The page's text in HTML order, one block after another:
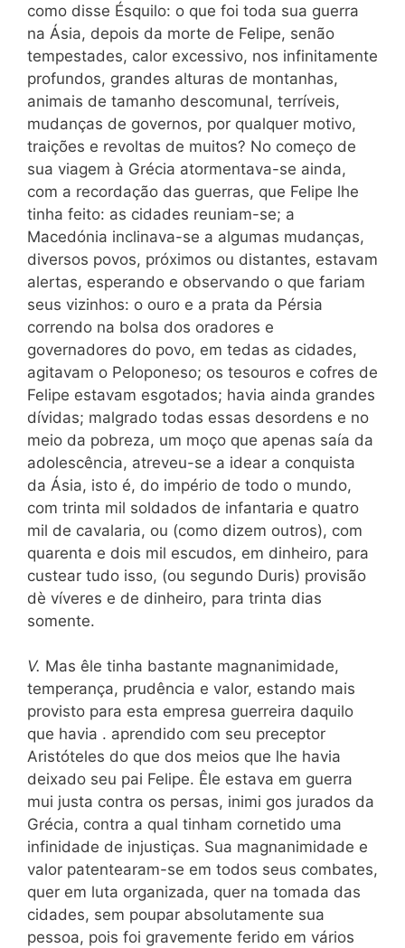
como disse Ésquilo: o que foi toda sua guerra
na Ásia, depois da morte de Felipe, senão
tempestades, calor excessivo, nos infinitamente
profundos, grandes alturas de montanhas,
animais de tamanho descomunal, terríveis,
mudanças de governos, por qualquer motivo,
traições e revoltas de muitos? No começo de
sua viagem à Grécia atormentava-se ainda,
com a recordação das guerras, que Felipe lhe
tinha feito: as cidades reuniam-se; a
Macedónia inclinava-se a algumas mudanças,
diversos povos, próximos ou distantes, estavam
alertas, esperando e observando o que fariam
seus vizinhos: o ouro e a prata da Pérsia
correndo na bolsa dos oradores e
governadores do povo, em tedas as cidades,
agitavam o Peloponeso; os tesouros e cofres de
Felipe estavam esgotados; havia ainda grandes
dívidas; malgrado todas essas desordens e no
meio da pobreza, um moço que apenas saía da
adolescência, atreveu-se a idear a conquista
da Ásia, isto é, do império de todo o mundo,
com trinta mil soldados de infantaria e quatro
mil de cavalaria, ou (como dizem outros), com
quarenta e dois mil escudos, em dinheiro, para
custear tudo isso, (ou segundo Duris) provisão
dè víveres e de dinheiro, para trinta dias
somente.
V. Mas êle tinha bastante magnanimidade,
temperança, prudência e valor, estando mais
provisto para esta empresa guerreira daquilo
que havia . aprendido com seu preceptor
Aristóteles do que dos meios que lhe havia
deixado seu pai Felipe. Êle estava em guerra
mui justa contra os persas, inimi gos jurados da
Grécia, contra a qual tinham cornetido uma
infinidade de injustiças. Sua magnanimidade e
valor patentearam-se em todos seus combates,
quer em luta organizada, quer na tomada das
cidades, sem poupar absolutamente sua
pessoa, pois foi gravemente ferido em vários